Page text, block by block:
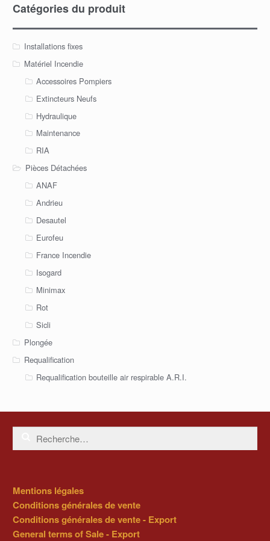
Catégories du produit
Installations fixes
Matériel Incendie
Accessoires Pompiers
Extincteurs Neufs
Hydraulique
Maintenance
RIA
Pièces Détachées
ANAF
Andrieu
Desautel
Eurofeu
France Incendie
Isogard
Minimax
Rot
Sicli
Plongée
Requalification
Requalification bouteille air respirable A.R.I.
Rechercher :
Mentions légales
Conditions générales de vente
Conditions générales de vente - Export
General terms of Sale - Export